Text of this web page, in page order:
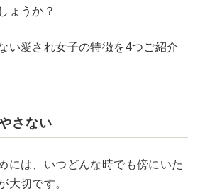
ょうか？
い愛され女子の特徴を4つご紹介
さない
には、いつどんな時でも傍にいた
大切です。